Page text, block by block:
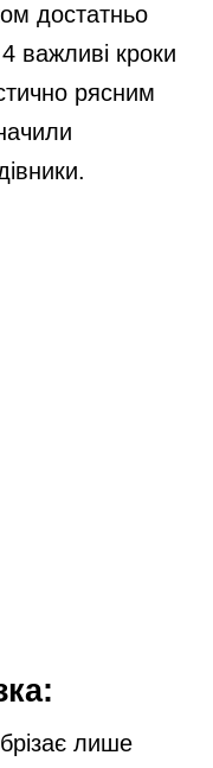
достатньо
важливі кроки
рясним
лише